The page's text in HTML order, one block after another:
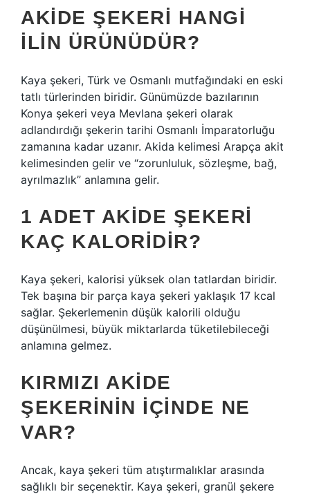
AKIDE ŞEKERI HANGI
ILIN ÜRÜNÜDÜR?
Kaya şekeri, Türk ve Osmanlı mutfağındaki en eski
tatlı türlerinden biridir. Günümüzde bazılarının
Konya şekeri veya Mevlana şekeri olarak
adlandırdığı şekerin tarihi Osmanlı İmparatorluğu
zamanına kadar uzanır. Akida kelimesi Arapça akit
kelimesinden gelir ve “zorunluluk, sözleşme, bağ,
ayrılmazlık” anlamına gelir.
1 ADET AKIDE ŞEKERI
KAÇ KALORIDIR?
Kaya şekeri, kalorisi yüksek olan tatlardan biridir.
Tek başına bir parça kaya şekeri yaklaşık 17 kcal
sağlar. Şekerlemenin düşük kalorili olduğu
düşünülmesi, büyük miktarlarda tüketilebileceği
anlamına gelmez.
KIRMIZI AKIDE
ŞEKERININ IÇINDE NE
VAR?
Ancak, kaya şekeri tüm atıştırmalıklar arasında
sağlıklı bir seçenektir. Kaya şekeri, granül şekere